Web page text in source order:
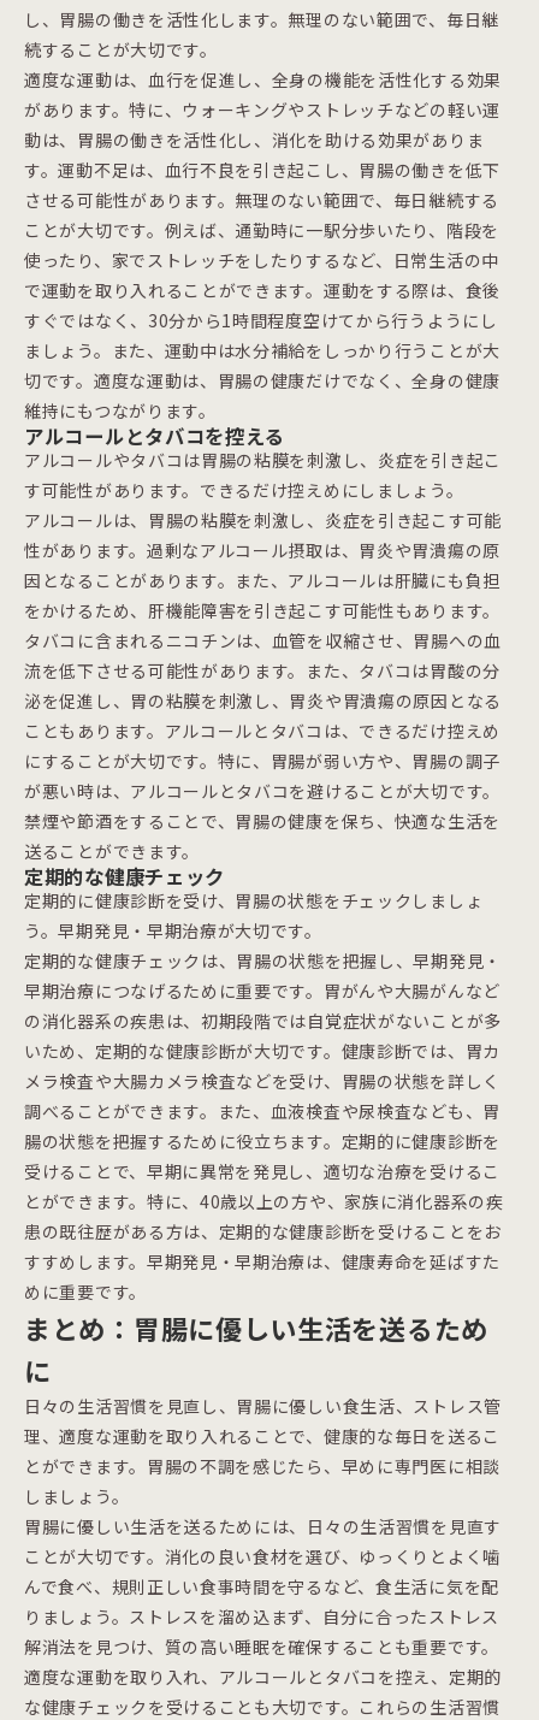
し、胃腸の働きを活性化します。無理のない範囲で、毎日継
続することが大切です。
適度な運動は、血行を促進し、全身の機能を活性化する効果
があります。特に、ウォーキングやストレッチなどの軽い運
動は、胃腸の働きを活性化し、消化を助ける効果がありま
す。運動不足は、血行不良を引き起こし、胃腸の働きを低下
させる可能性があります。無理のない範囲で、毎日継続する
ことが大切です。例えば、通勤時に一駅分歩いたり、階段を
使ったり、家でストレッチをしたりするなど、日常生活の中
で運動を取り入れることができます。運動をする際は、食後
すぐではなく、30分から1時間程度空けてから行うようにし
ましょう。また、運動中は水分補給をしっかり行うことが大
切です。適度な運動は、胃腸の健康だけでなく、全身の健康
維持にもつながります。
アルコールとタバコを控える
アルコールやタバコは胃腸の粘膜を刺激し、炎症を引き起こ
す可能性があります。できるだけ控えめにしましょう。
アルコールは、胃腸の粘膜を刺激し、炎症を引き起こす可能
性があります。過剰なアルコール摂取は、胃炎や胃潰瘍の原
因となることがあります。また、アルコールは肝臓にも負担
をかけるため、肝機能障害を引き起こす可能性もあります。
タバコに含まれるニコチンは、血管を収縮させ、胃腸への血
流を低下させる可能性があります。また、タバコは胃酸の分
泌を促進し、胃の粘膜を刺激し、胃炎や胃潰瘍の原因となる
こともあります。アルコールとタバコは、できるだけ控えめ
にすることが大切です。特に、胃腸が弱い方や、胃腸の調子
が悪い時は、アルコールとタバコを避けることが大切です。
禁煙や節酒をすることで、胃腸の健康を保ち、快適な生活を
送ることができます。
定期的な健康チェック
定期的に健康診断を受け、胃腸の状態をチェックしましょ
う。早期発見・早期治療が大切です。
定期的な健康チェックは、胃腸の状態を把握し、早期発見・
早期治療につなげるために重要です。胃がんや大腸がんなど
の消化器系の疾患は、初期段階では自覚症状がないことが多
いため、定期的な健康診断が大切です。健康診断では、胃カ
メラ検査や大腸カメラ検査などを受け、胃腸の状態を詳しく
調べることができます。また、血液検査や尿検査なども、胃
腸の状態を把握するために役立ちます。定期的に健康診断を
受けることで、早期に異常を発見し、適切な治療を受けるこ
とができます。特に、40歳以上の方や、家族に消化器系の疾
患の既往歴がある方は、定期的な健康診断を受けることをお
すすめします。早期発見・早期治療は、健康寿命を延ばすた
めに重要です。
まとめ：胃腸に優しい生活を送るため
に
日々の生活習慣を見直し、胃腸に優しい食生活、ストレス管
理、適度な運動を取り入れることで、健康的な毎日を送るこ
とができます。胃腸の不調を感じたら、早めに専門医に相談
しましょう。
胃腸に優しい生活を送るためには、日々の生活習慣を見直す
ことが大切です。消化の良い食材を選び、ゆっくりとよく噛
んで食べ、規則正しい食事時間を守るなど、食生活に気を配
りましょう。ストレスを溜め込まず、自分に合ったストレス
解消法を見つけ、質の高い睡眠を確保することも重要です。
適度な運動を取り入れ、アルコールとタバコを控え、定期的
な健康チェックを受けることも大切です。これらの生活習慣